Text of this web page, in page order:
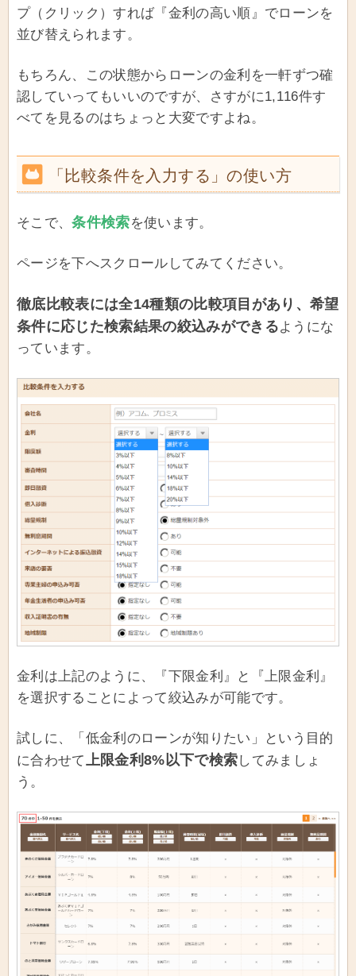
プ（クリック）すれば『金利の高い順』でローンを
並び替えられます。
もちろん、この状態からローンの金利を一軒ずつ確
認していってもいいのですが、さすがに1,116件す
べてを見るのはちょっと大変ですよね。
「比較条件を入力する」の使い方
そこで、条件検索を使います。
ページを下へスクロールしてみてください。
徹底比較表には全14種類の比較項目があり、希望
条件に応じた検索結果の絞込みができるようにな
っています。
金利は上記のように、『下限金利』と『上限金利』
を選択することによって絞込みが可能です。
試しに、「低金利のローンが知りたい」という目的
に合わせて
上限金利8%以下で検索してみましょ
う。